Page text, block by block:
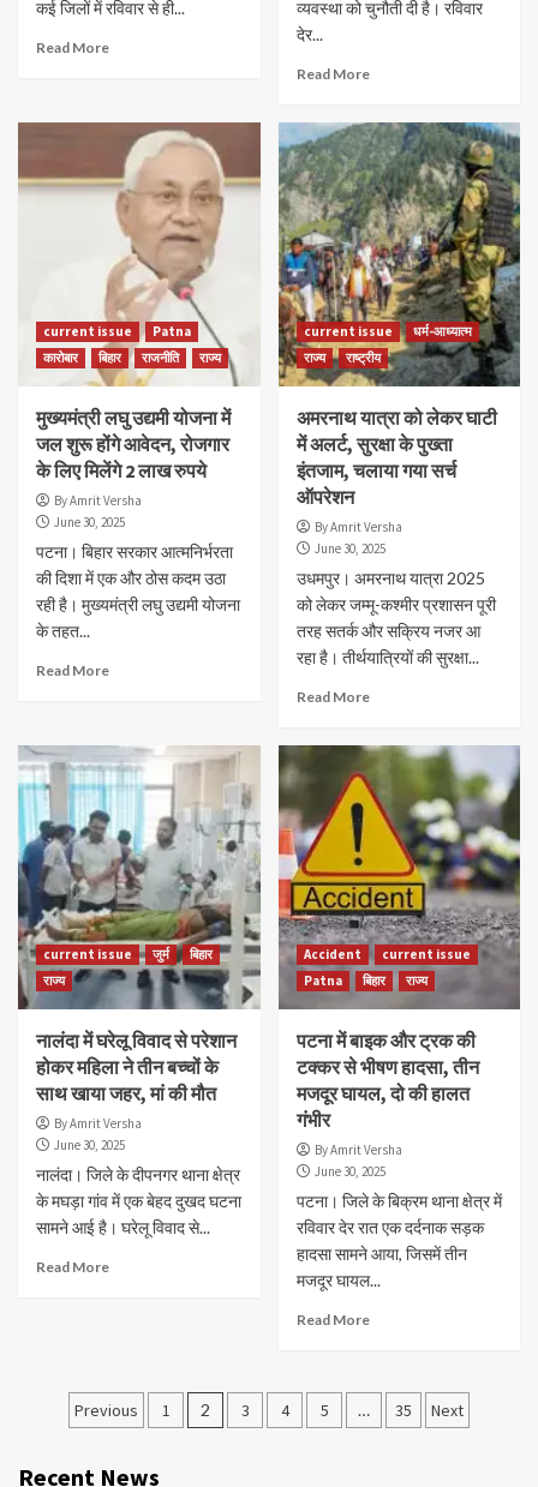
कई जिलों में रविवार से ही...
Read More
व्यवस्था को चुनौती दी है। रविवार
देर...
Read More
current issue
Patna
कारोबार
बिहार राजनीति राज्य
मुख्यमंत्री लघु उद्यमी योजना में
जल शुरू होंगे आवेदन, रोजगार
के लिए मिलेंगे 2 लाख रुपये
By Amrit Versha
June 30, 2025
पटना। बिहार सरकार आत्मनिर्भरता
की दिशा में एक और ठोस कदम उठा
रही है। मुख्यमंत्री लघु उद्यमी योजना
के तहत...
Read More
current issue
धर्म-आध्यात्म
राज्य
राष्ट्रीय
अमरनाथ यात्रा को लेकर घाटी
में अलर्ट, सुरक्षा के पुख्ता
इंतजाम, चलाया गया सर्च
ऑपरेशन
By Amrit Versha
June 30, 2025
उधमपुर। अमरनाथ यात्रा 2025
को लेकर जम्मू-कश्मीर प्रशासन पूरी
तरह सतर्क और सक्रिय नजर आ
रहा है। तीर्थयात्रियों की सुरक्षा...
Read More
current issue जुर्म
बिहार
राज्य
नालंदा में घरेलू विवाद से परेशान
होकर महिला ने तीन बच्चों के
साथ खाया जहर, मां की मौत
By Amrit Versha
June 30, 2025
नालंदा। जिले के दीपनगर थाना क्षेत्र
के मघड़ा गांव में एक बेहद दुखद घटना
सामने आई है। घरेलू विवाद से...
Read More
Accident
current issue
Patna
बिहार राज्य
पटना में बाइक और ट्रक की
टक्कर से भीषण हादसा, तीन
मजदूर घायल, दो की हालत
गंभीर
By Amrit Versha
June 30, 2025
पटना। जिले के बिक्रम थाना क्षेत्र में
रविवार देर रात एक दर्दनाक सड़क
हादसा सामने आया, जिसमें तीन
मजदूर घायल...
Read More
Posts
Previous 1 2 3 4 5 … 35 Next
Recent News